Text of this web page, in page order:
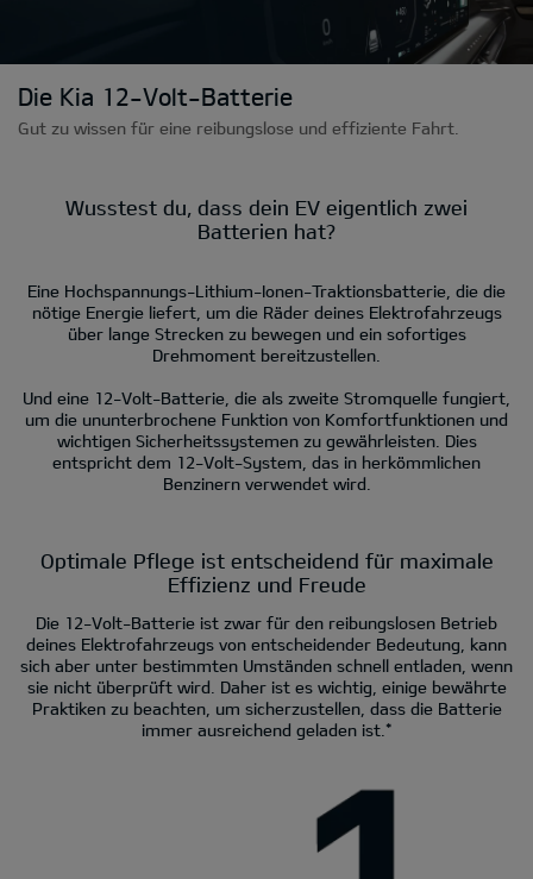
Die Kia 12-Volt-Batterie
Gut zu wissen für eine reibungslose und effiziente Fahrt.
Wusstest du, dass dein EV eigentlich zwei
Batterien hat?
Eine Hochspannungs-Lithium-Ionen-Traktionsbatterie, die die
nötige Energie liefert, um die Räder deines Elektrofahrzeugs
über lange Strecken zu bewegen und ein sofortiges
Drehmoment bereitzustellen.
Und eine 12-Volt-Batterie, die als zweite Stromquelle fungiert,
um die ununterbrochene Funktion von Komfortfunktionen und
wichtigen Sicherheitssystemen zu gewährleisten. Dies
entspricht dem 12-Volt-System, das in herkömmlichen
Benzinern verwendet wird.
Optimale Pflege ist entscheidend für maximale
Effizienz und Freude
Die 12-Volt-Batterie ist zwar für den reibungslosen Betrieb
deines Elektrofahrzeugs von entscheidender Bedeutung, kann
sich aber unter bestimmten Umständen schnell entladen, wenn
sie nicht überprüft wird. Daher ist es wichtig, einige bewährte
Praktiken zu beachten, um sicherzustellen, dass die Batterie
immer ausreichend geladen ist.*